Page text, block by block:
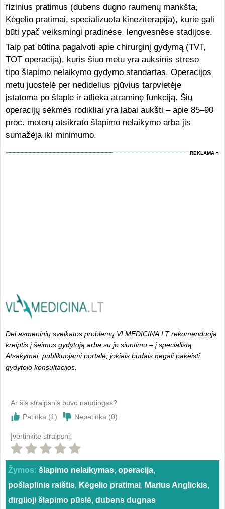
fizinius pratimus (dubens dugno raumenų mankšta,
Kėgelio pratimai, specializuota kineziterapija), kurie gali
būti ypač veiksmingi pradinėse, lengvesnėse stadijose.
Taip pat būtina pagalvoti apie chirurginį gydymą (TVT,
TOT operaciją), kuris šiuo metu yra auksinis streso
tipo šlapimo nelaikymo gydymo standartas. Operacijos
metu juostelė per nedidelius pjūvius tarpvietėje
įstatoma po šlaple ir atlieka atraminę funkciją. Šių
operacijų sėkmės rodikliai yra labai aukšti – apie 85–90
proc. moterų atsikrato šlapimo nelaikymo arba jis
sumažėja iki minimumo.
REKLAMA
Dėl asmeninių sveikatos problemų VLMEDICINA.LT rekomenduoja
kreiptis į šeimos gydytoją arba su jo siuntimu – į specialistą.
Atsakymai, publikuojami portale, jokiais būdais negali pakeisti
gydytojo konsultacijos.
Ar šis straipsnis buvo naudingas?
Patinka (1) Nepatinka (0)
Įvertinkite straipsni:
Žymos: šlapimo nelaikymas, operacija,
pošlaplinis raištis, Kėgelio pratimai, Marius Anglickis,
dirglioji šlapimo pūslė, dubens dugnas